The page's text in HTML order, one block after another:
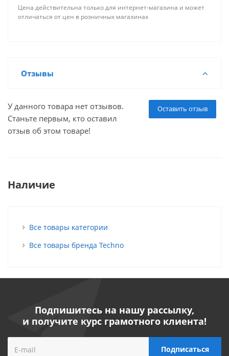
Цена действительна только для интернет-магазина и может
отличаться от цен в розничных магазинах
Отзывы
Оставить отзыв
У данного товара нет отзывов.
Станьте первым, кто оставил
отзыв об этом товаре!
Наличие
Все товары категории
Все товары бренда Techno
Подпишитесь на нашу рассылку,
и получите курс грамотного клиента!